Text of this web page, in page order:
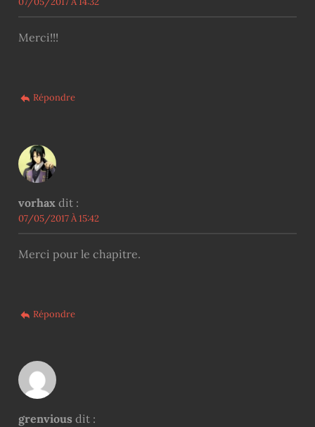
Merci!!!
Répondre
vorhax dit :
07/05/2017 À 15:42
Merci pour le chapitre.
Répondre
grenvious dit :